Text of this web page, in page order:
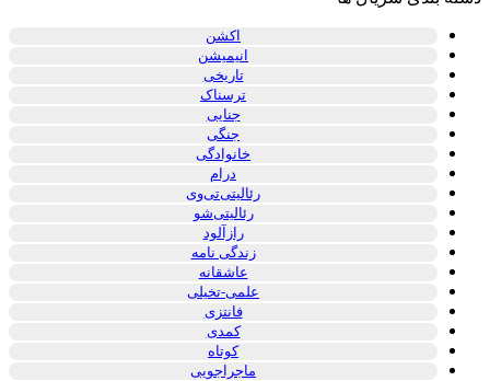
اکشن
انیمیشن
تاریخی
ترسناک
جنایی
جنگی
خانوادگی
درام
رئالیتی‌تی‌وی
رئالیتی‌شو
رازآلود
زندگی نامه
عاشقانه
علمی-تخیلی
فانتزی
کمدی
کوتاه
ماجراجویی